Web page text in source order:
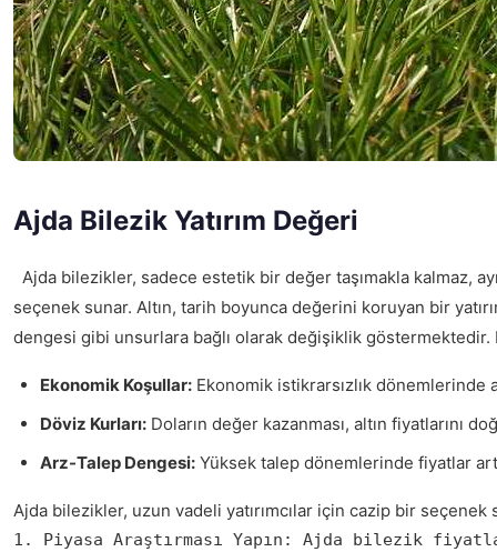
Ajda Bilezik Yatırım Değeri
Ajda bilezikler, sadece estetik bir değer taşımakla kalmaz,
seçenek sunar. Altın, tarih boyunca değerini koruyan bir
dengesi gibi unsurlara bağlı olarak değişiklik göstermektedir.
Ekonomik Koşullar: Ekonomik istikrarsızlık dönemlerinde
Döviz Kurları: Doların değer kazanması, altın fiyatlarını
Arz-Talep Dengesi: Yüksek talep dönemlerinde fiyatlar
Ajda bilezikler, uzun vadeli yatırımcılar için cazip bir
1. Piyasa Araştırması Yapın: Ajda bilezik